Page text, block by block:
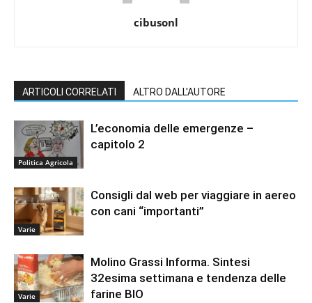
cibusonl
ARTICOLI CORRELATI ALTRO DALL'AUTORE
Politica Agricola
L’economia delle emergenze –
capitolo 2
Varie
Consigli dal web per viaggiare in aereo
con cani “importanti”
Varie
Molino Grassi Informa. Sintesi
32esima settimana e tendenza delle
farine BIO